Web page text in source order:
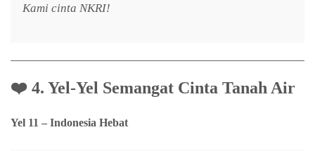
Kami cinta NKRI!
❤️ 4. Yel-Yel Semangat Cinta Tanah Air
Yel 11 – Indonesia Hebat